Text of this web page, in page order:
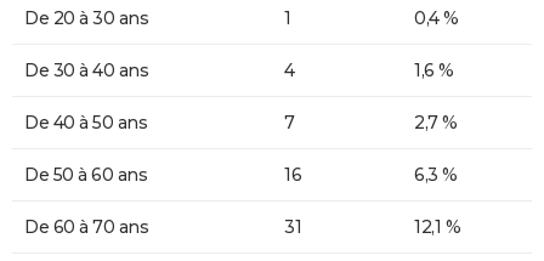
De 20 à 30 ans 1 0,4 %
De 30 à 40 ans 4 1,6 %
De 40 à 50 ans 7 2,7 %
De 50 à 60 ans 16 6,3 %
De 60 à 70 ans 31 12,1 %